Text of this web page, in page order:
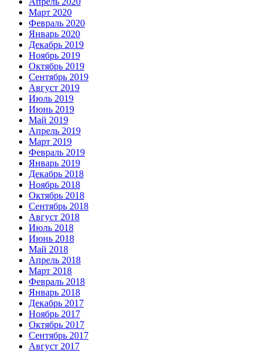
Март 2020
Февраль 2020
Январь 2020
Декабрь 2019
Ноябрь 2019
Октябрь 2019
Сентябрь 2019
Август 2019
Июль 2019
Июнь 2019
Май 2019
Апрель 2019
Март 2019
Февраль 2019
Январь 2019
Декабрь 2018
Ноябрь 2018
Октябрь 2018
Сентябрь 2018
Август 2018
Июль 2018
Июнь 2018
Май 2018
Апрель 2018
Март 2018
Февраль 2018
Январь 2018
Декабрь 2017
Ноябрь 2017
Октябрь 2017
Сентябрь 2017
Август 2017